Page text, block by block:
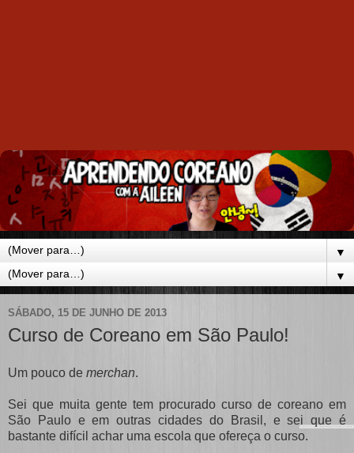
▼
▼
SÁBADO, 15 DE JUNHO DE 2013
Curso de Coreano em São Paulo!
Um pouco de merchan.
Sei que muita gente tem procurado curso de coreano em
São Paulo e em outras cidades do Brasil, e sei que é
bastante difícil achar uma escola que ofereça o curso.